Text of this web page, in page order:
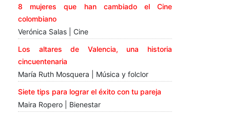
8 mujeres que han cambiado el Cine
colombiano
Verónica Salas | Cine
Los altares de Valencia, una historia
cincuentenaria
María Ruth Mosquera | Música y folclor
Siete tips para lograr el éxito con tu pareja
Maira Ropero | Bienestar